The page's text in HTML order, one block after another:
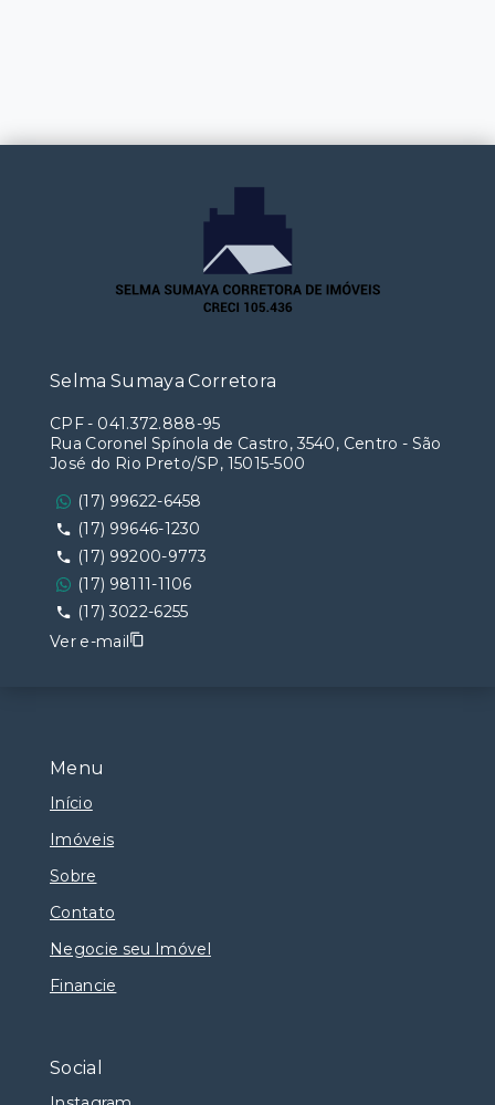
Menu
Início
Imóveis
Sobre
Contato
Negocie seu Imóvel
Financie
Social
Selma Sumaya Corretora
CPF- 041.372.888-95
Rua Coronel Spínola de Castro, 3540, Centro - São
José do Rio Preto/SP, 15015-500
(17) 99622-6458
(17) 99646-1230
(17) 99200-9773
(17) 98111-1106
(17) 3022-6255
Ver e-mail